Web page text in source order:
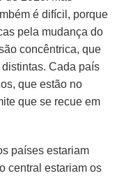
é difícil, porque
pela mudança do
concêntrica, que
Cada país
que estão no
que se recue em
países estariam
central estariam os